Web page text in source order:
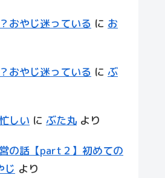
おやじ迷っている に お
おやじ迷っている に ぶ
しい に ぶた丸 より
の話【part２】初めての
じ より